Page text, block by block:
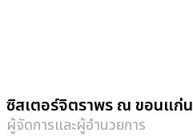
ซิสเตอร์จิตราพร ณ ขอนแก่น
ผู้จัดการและผู้อำนวยการ